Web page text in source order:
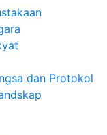
dan Protokol